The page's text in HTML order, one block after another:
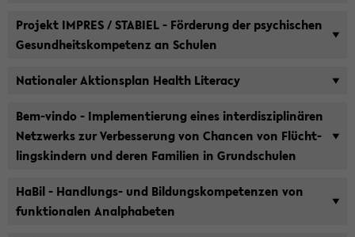
Pro­jekt IM­P­RES / STA­BIEL - För­de­rung der psy­chi­schen
Ge­sund­heits­kom­pe­tenz an Schu­len
Na­tio­na­ler Ak­ti­ons­plan Health Li­ter­a­cy
Bem-​vindo - Im­ple­men­tie­rung eines in­ter­dis­zi­pli­nä­ren
Netz­werks zur Ver­bes­se­rung von Chan­cen von Flücht­
lings­kin­dern und deren Fa­mi­li­en in Grund­schu­len
HaBil - Handlungs-​ und Bil­dungs­kom­pe­ten­zen von
funk­tio­na­len An­alpha­be­ten